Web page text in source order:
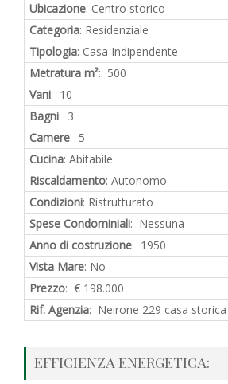
Ubicazione: Centro storico
Categoria: Residenziale
Tipologia: Casa Indipendente
Metratura m²: 500
Vani: 10
Bagni: 3
Camere: 5
Cucina: Abitabile
Riscaldamento: Autonomo
Condizioni: Ristrutturato
Spese Condominiali: Nessuna
Anno di costruzione: 1950
Vista Mare: No
Prezzo: € 198.000
Rif. Agenzia: Neirone 229 casa
EFFICIENZA ENERGETICA: